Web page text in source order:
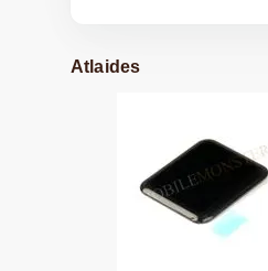
Atlaides